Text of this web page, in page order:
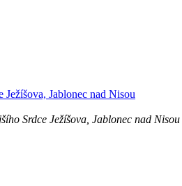
Jablonec nad Nisou
Srdce Ježíšova, Jablonec nad Nisou